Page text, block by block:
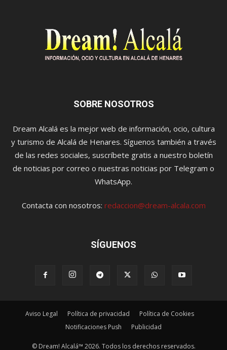
SOBRE NOSOTROS
Dream Alcalá es la mejor web de información, ocio, cultura
y turismo de Alcalá de Henares. Síguenos también a través
de las redes sociales, suscríbete gratis a nuestro boletín
de noticias por correo o nuestras noticias por Telegram o
WhatsApp.
Contacta con nosotros: redaccion@dream-alcala.com
SÍGUENOS
Aviso Legal Política de privacidad
Política de Cookies
Notificaciones Push
Publicidad
© Dream! Alcalá™ 2026. Todos los derechos reservados.